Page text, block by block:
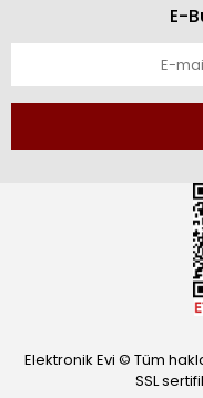
E-
Elektronik Evi © Tüm
SSL